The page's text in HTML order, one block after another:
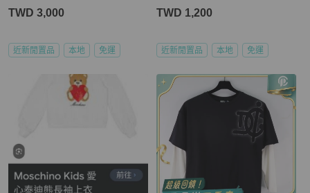
TWD 3,000
近新閒置品 本地 免運
TWD 1,200
近新閒置品 本地 免運